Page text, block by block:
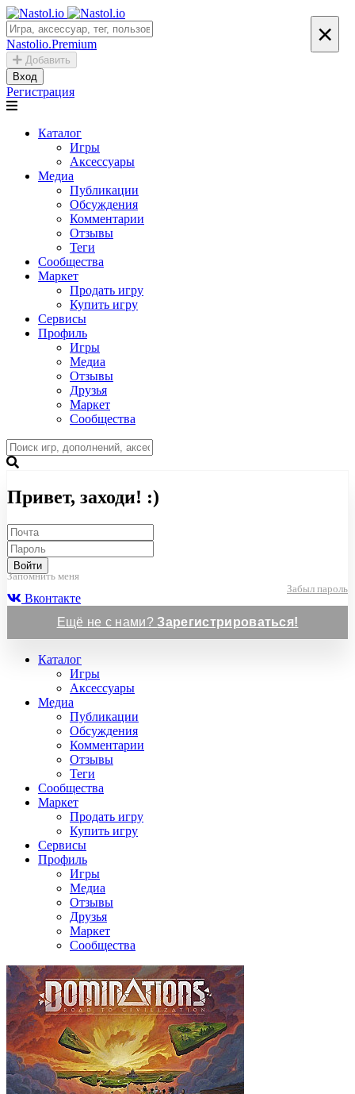
Nastolio.Premium
Добавить
Вход
Регистрация
Каталог
Игры
Аксессуары
Медиа
Публикации
Обсуждения
Комментарии
Отзывы
Теги
Сообщества
Маркет
Продать игру
Купить игру
Сервисы
Профиль
Игры
Медиа
Отзывы
Друзья
Маркет
Сообщества
×
Привет, заходи! :)
Войти
Запомнить меня
Забыл пароль
Вконтакте
Ещё не с нами?Зарегистрироваться!
Каталог
Игры
Аксессуары
Медиа
Публикации
Обсуждения
Комментарии
Отзывы
Теги
Сообщества
Маркет
Продать игру
Купить игру
Сервисы
Профиль
Игры
Медиа
Отзывы
Друзья
Маркет
Сообщества